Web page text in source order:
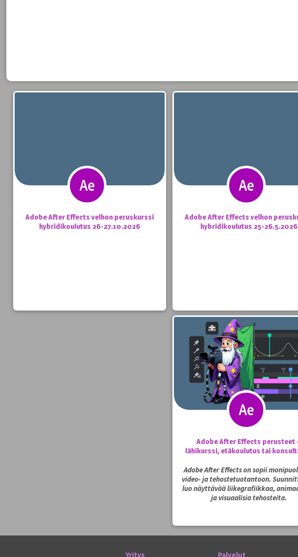
Adobe After Effects velhon peruskurssi
hybridikoulutus 26-27.10.2026
Adobe After Effects velhon
hybridikoulutus 25-26.5.2026
Adobe After Effects perusteet
lähikurssi, etäkoulutus tai
Adobe After Effects on sopii
video- ja tehostetuotantoon.
luo näyttävää liikegrafiikkaa,
ja visuaalisia tehosteita.
Yritys Palvelut